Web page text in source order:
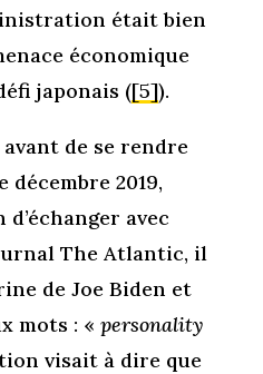
était bien
économique
japonais ([5]).
de se rendre
décembre 2019,
avec
The Atlantic, il
de Joe Biden et
mots : «personality
visait à dire que